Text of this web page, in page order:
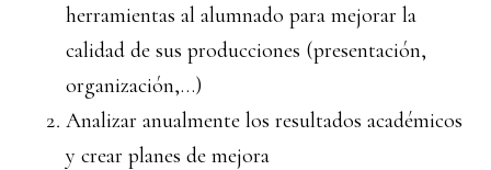
herramientas al alumnado para mejorar la
calidad de sus producciones (presentación,
organización,…)
Analizar anualmente los resultados académicos
y crear planes de mejora